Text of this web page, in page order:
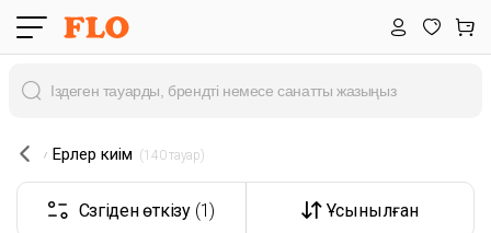
Ерлер киім (140 тауар)
Сүзгіден өткізу (1) Ұсынылған